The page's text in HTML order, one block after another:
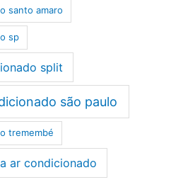
santo amaro
sp
split
são paulo
tremembé
ar condicionado